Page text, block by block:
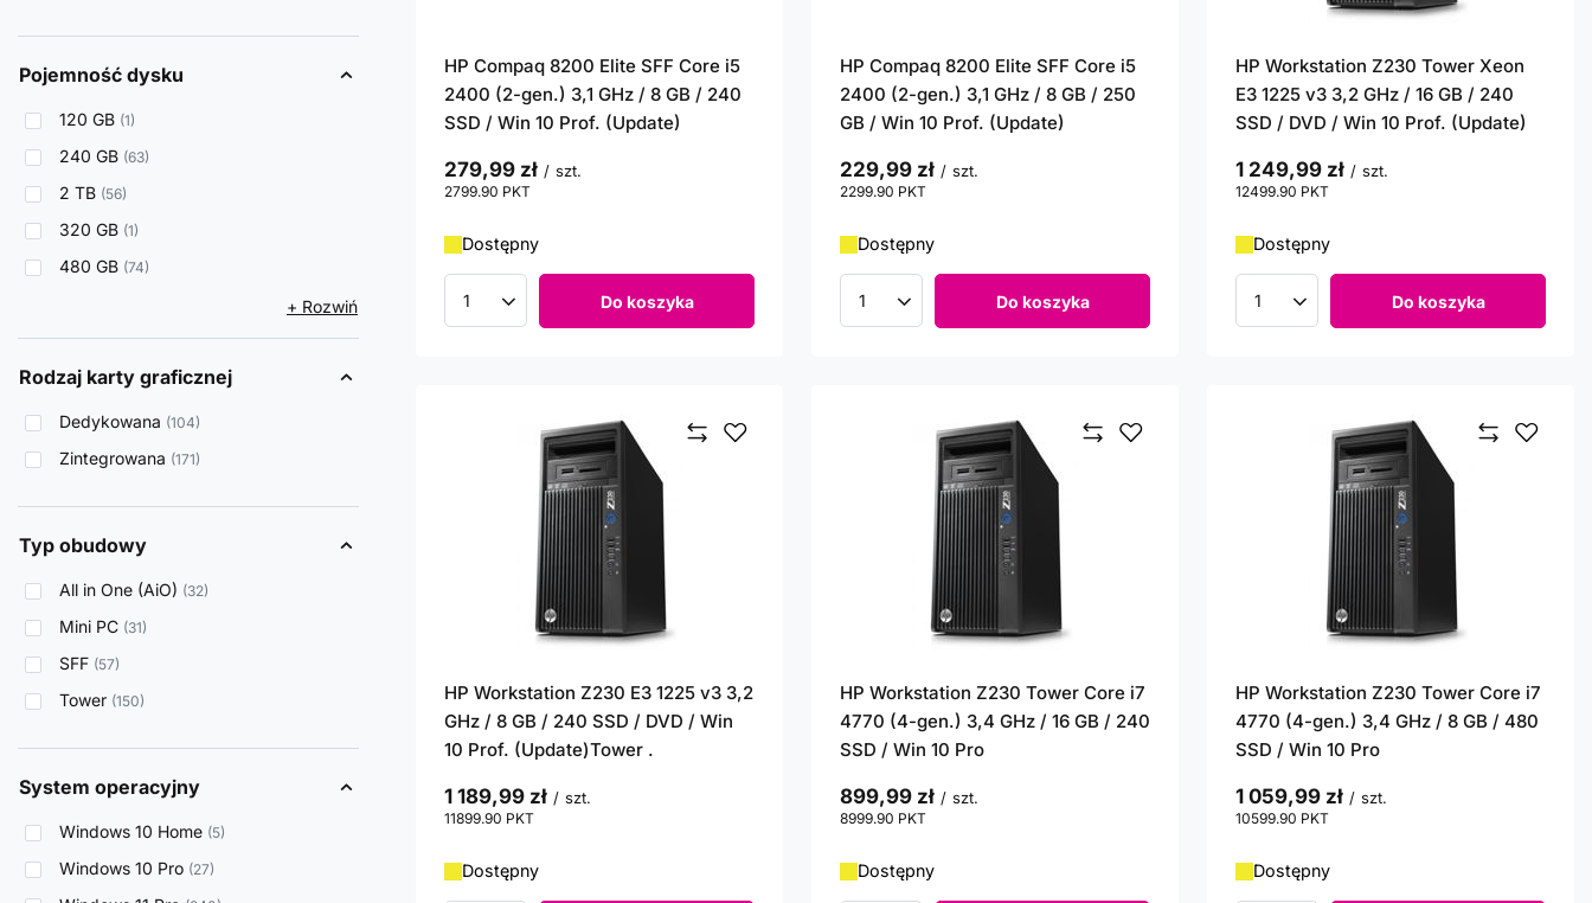
Pojemność dysku
120 GB 1
240 GB 63
2 TB 56
320 GB 1
480 GB 74
+ Rozwiń
Rodzaj karty graficznej
Dedykowana 104
Zintegrowana 171
Typ obudowy
All in One (AiO) 32
Mini PC 31
SFF 57
Tower 150
System operacyjny
Windows 10 Home 5
Windows 10 Pro 27
HP Compaq 8200 Elite SFF Core i5
2400 (2-gen.) 3,1 GHz / 8 GB / 240
SSD / Win 10 Prof. (Update)
279,99 zł / szt.
2799.90 PKT
Dostępny
Ilość produktów Do koszyka
HP Compaq 8200 Elite SFF Core i5
2400 (2-gen.) 3,1 GHz / 8 GB / 250
GB / Win 10 Prof. (Update)
229,99 zł / szt.
2299.90 PKT
Dostępny
Ilość produktów Do koszyka
HP Workstation Z230 Tower Xeon
E3 1225 v3 3,2 GHz / 16 GB / 240
SSD / DVD / Win 10 Prof. (Update)
1 249,99 zł / szt.
12499.90 PKT
Dostępny
Ilość produktów Do koszyka
HP Workstation Z230 E3 1225 v3 3,2
GHz / 8 GB / 240 SSD / DVD / Win
10 Prof. (Update)Tower .
1 189,99 zł / szt.
11899.90 PKT
Dostępny
HP Workstation Z230 Tower Core i7
4770 (4-gen.) 3,4 GHz / 16 GB / 240
SSD / Win 10 Pro
899,99 zł / szt.
8999.90 PKT
Dostępny
HP Workstation Z230 Tower Core i7
4770 (4-gen.) 3,4 GHz / 8 GB / 480
SSD / Win 10 Pro
1 059,99 zł / szt.
10599.90 PKT
Dostępny